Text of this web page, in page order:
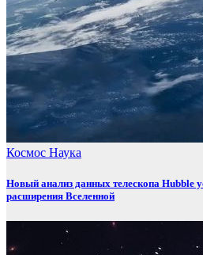
Космос Наука
Новый анализ данных телескопа Hubble
расширения Вселенной